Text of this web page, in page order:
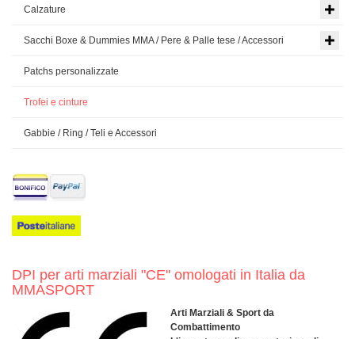
Calzature
Sacchi Boxe & Dummies MMA / Pere & Palle tese / Accessori
Patchs personalizzate
Trofei e cinture
Gabbie / Ring / Teli e Accessori
DPI per arti marziali "CE" omologati in Italia da
MMASPORT
Arti Marziali & Sport da
Combattimento